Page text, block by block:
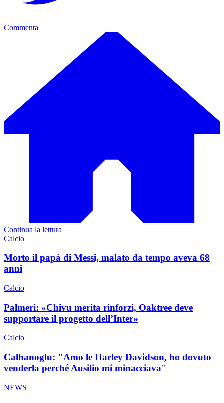
Commenta
Continua la lettura
Calcio
Morto il papà di Messi, malato da tempo aveva 68
anni
Calcio
Palmeri: «Chivu merita rinforzi, Oaktree deve
supportare il progetto dell’Inter»
Calcio
Calhanoglu: "Amo le Harley Davidson, ho dovuto
venderla perché Ausilio mi minacciava"
NEWS